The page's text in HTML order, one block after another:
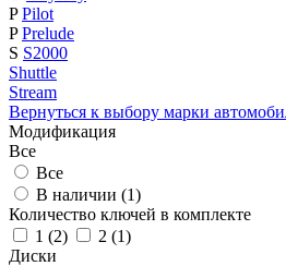
P Pilot
P Prelude
S S2000
Shuttle
Stream
Вернуться к выбору марки
Модификация
Все
Все
В наличии (1)
Количество ключей в комплекте
1 (2) 2 (1)
Диски